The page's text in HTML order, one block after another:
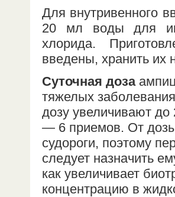
Для внутривенного
20 мл воды для
хлорида.
введены, хранить их
Суточная доза
тяжелых
дозу увеличивают
— 6 приемов. От дозы
судороги, поэтому
следует назначить
как увеличивает
концентрацию в